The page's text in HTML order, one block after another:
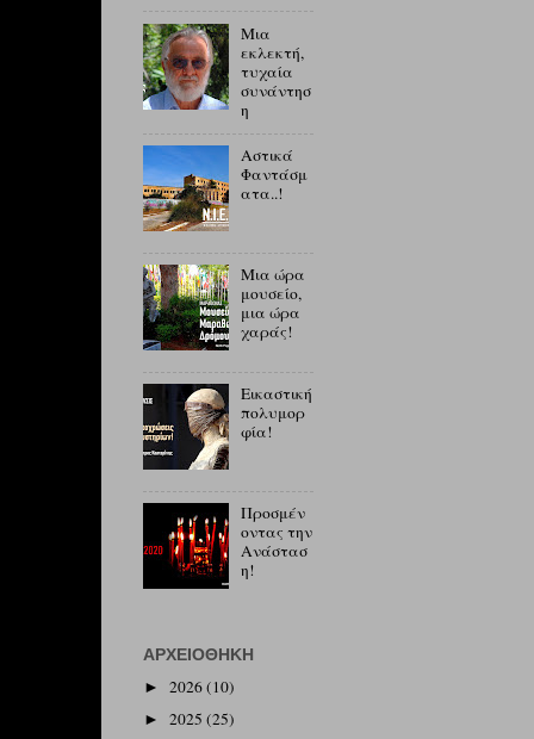
Μια
εκλεκτή,
τυχαία
συνάντησ
η
Αστικά
Φαντάσμ
ατα..!
Μια ώρα
μουσείο,
μια ώρα
χαράς!
Εικαστική
πολυμορ
φία!
Προσμέν
οντας την
Ανάστασ
η!
ΑΡΧΕΙΟΘΉΚΗ
► 2026(10)
► 2025 (25)